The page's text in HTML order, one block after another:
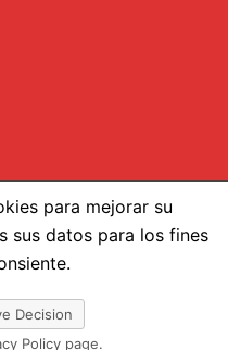
para mejorar su
sus datos para los fines
Decision
Policy page.